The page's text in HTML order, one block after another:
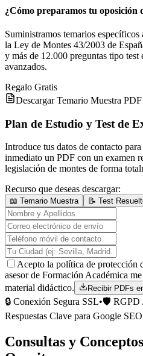
¿Cómo preparamos tu oposición
Suministramos temarios específicos
la Ley de Montes 43/2003 de
y más de 12.000 preguntas tipo
avanzados.
Regalo Gratis
Descargar Temario Muestra PDF
Plan de Estudio y Test de
Introduce tus datos de contacto
inmediato un PDF con un examen
legislación de montes de forma
Recurso que deseas descargar:
📖 Temario Muestra 📝 Test
Acepto la política de protección
asesor de Formación Académica
material didáctico.
Recibir PDFs
🔒 Conexión Segura SSL•🛡️ RGPD
Respuestas Clave para Google SEO
Consultas y